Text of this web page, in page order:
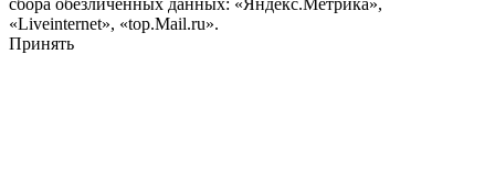
сбора обезличенных данных: «Яндекс.Метрика»,
«Liveinternet», «top.Mail.ru».
Принять